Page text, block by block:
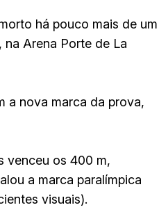
há pouco mais de um
Arena Porte de La
a nova marca da prova,
venceu os 400 m,
a marca paralímpica
visuais).